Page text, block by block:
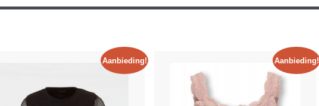
Aanbieding! Aanbieding!